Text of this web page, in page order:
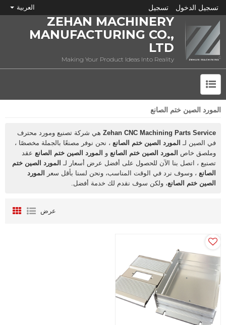
تسجيل الدخول تسجيل العربية
ZEHAN MACHINERY
MANUFACTURING CO.,
LTD
Making Your Product Ideas Into Reality
المورد الصين ختم الصانع
Zehan CNC Machining Parts Service هي شركة تصنيع ومورد محترف
في الصين لـ المورد الصين ختم الصانع ، نحن نوفر مصنعًا بالجملة مخصصًا ،
وملصق خاص المورد الصين ختم الصانع و المورد الصين ختم الصانع عقد
تصنيع ، اتصل بنا الآن للحصول على أفضل عرض أسعار لـ المورد الصين ختم
الصانع ، وسوف نرد في الوقت المناسب، ونحن لسنا بأقل سعر
المورد
الصين ختم الصانع، ولكن سوف نقدم لك خدمة أفضل.
عرض